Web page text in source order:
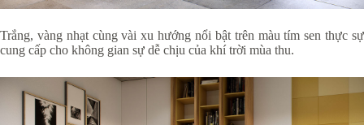
Trắng, vàng nhạt cùng vài xu hướng nổi bật trên màu tím sen thực sự
cung cấp cho không gian sự dễ chịu của khí trời mùa thu.